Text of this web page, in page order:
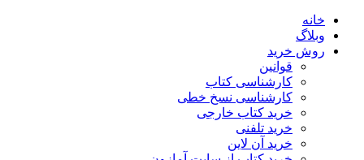
خانه
وبلاگ
روش خرید
قوانین
کارشناسی کتاب
کارشناسی نسخ خطی
خرید کتاب خارجی
خرید تلفنی
خرید آن لاین